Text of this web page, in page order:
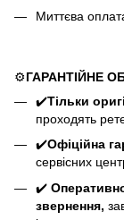
Миттєва
⚙️ГАРАНТІЙНЕ
✔️Тільки
проходять
✔️Офіційна
сервісних
✔️
звернення,